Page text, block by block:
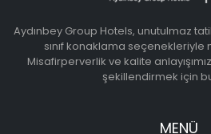
Aydınbey Group Hotels, unutulmaz
sınıf konaklama seçenekleriyle
Misafirperverlik ve kalite
şekillendirmek için
MENÜ